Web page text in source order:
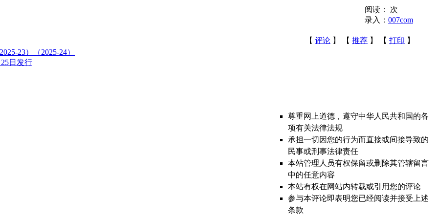
阅读：
次
录入： 007com
【 评论 】 【 推荐 】 【 打印 】
23）（2025-24）
日发行
尊重网上道德，遵守中华人民共和国的各
项有关法律法规
承担一切因您的行为而直接或间接导致的
民事或刑事法律责任
本站管理人员有权保留或删除其管辖留言
中的任意内容
本站有权在网站内转载或引用您的评论
参与本评论即表明您已经阅读并接受上述
条款